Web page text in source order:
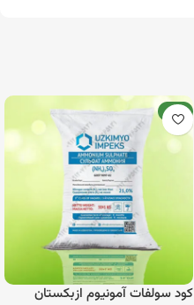
جدید
کود سولفات آمونیوم ازبکستان